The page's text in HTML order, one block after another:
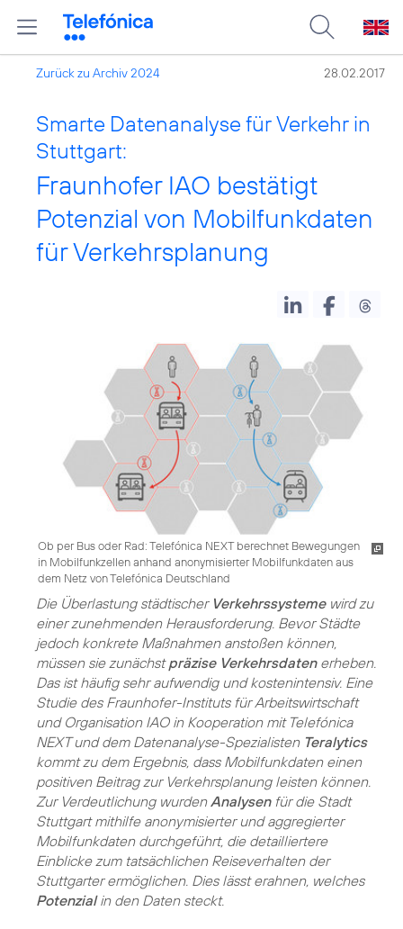
Zurück zu Archiv 2024 28.02.2017
Smarte Datenanalyse für Verkehr in
Stuttgart:
Fraunhofer IAO bestätigt
Potenzial von Mobilfunkdaten
für Verkehrsplanung
Ob per Bus oder Rad: Telefónica NEXT berechnet Bewegungen
in Mobilfunkzellen anhand anonymisierter Mobilfunkdaten aus
dem Netz von Telefónica Deutschland
Die Überlastung städtischer Verkehrssystemewird zu
einer zunehmenden Herausforderung. Bevor Städte
jedoch konkrete Maßnahmen anstoßen können,
müssen sie zunächstpräzise Verkehrsdatenerheben.
Das ist häufig sehr aufwendig und kostenintensiv. Eine
Studie des Fraunhofer-Instituts für Arbeitswirtschaft
und Organisation IAO in Kooperation mit Telefónica
NEXT und dem Datenanalyse-Spezialisten Teralytics
kommt zu dem Ergebnis, dass Mobilfunkdaten einen
positiven Beitrag zur Verkehrsplanung leisten können.
Zur Verdeutlichung wurdenAnalysenfür die Stadt
Stuttgart mithilfe anonymisierter und aggregierter
Mobilfunkdaten durchgeführt, die detailliertere
Einblicke zum tatsächlichen Reiseverhalten der
Stuttgarter ermöglichen. Dies lässt erahnen, welches
Potenzialin den Daten steckt.